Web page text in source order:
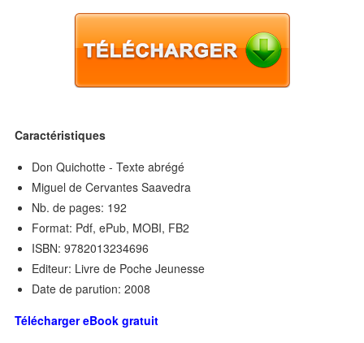
Caractéristiques
Don Quichotte - Texte abrégé
Miguel de Cervantes Saavedra
Nb. de pages: 192
Format: Pdf, ePub, MOBI, FB2
ISBN: 9782013234696
Editeur: Livre de Poche Jeunesse
Date de parution: 2008
Télécharger eBook gratuit